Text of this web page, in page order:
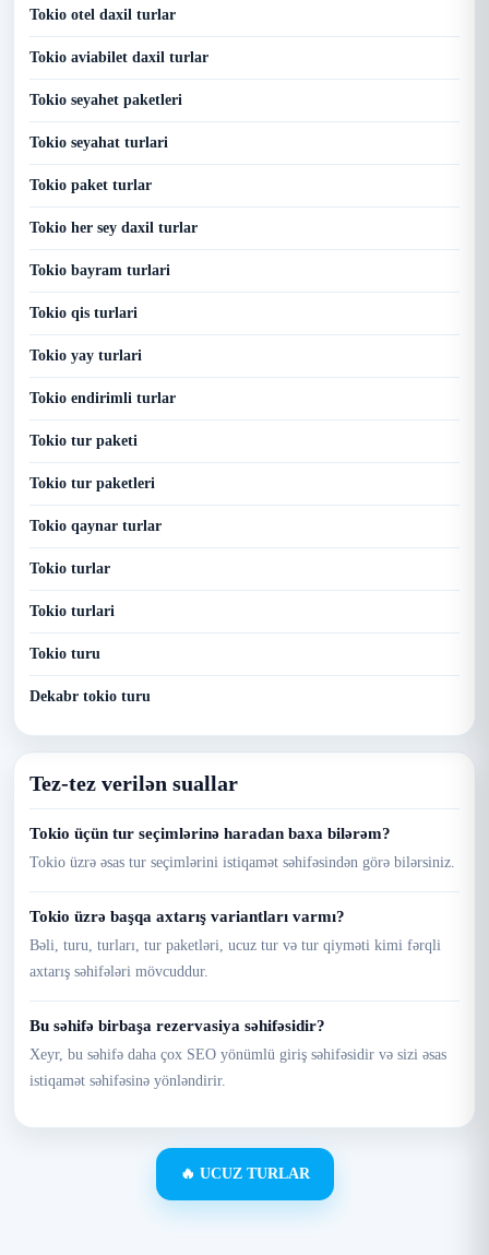
Tokio otel daxil turlar
Tokio aviabilet daxil turlar
Tokio seyahet paketleri
Tokio seyahat turlari
Tokio paket turlar
Tokio her sey daxil turlar
Tokio bayram turlari
Tokio qis turlari
Tokio yay turlari
Tokio endirimli turlar
Tokio tur paketi
Tokio tur paketleri
Tokio qaynar turlar
Tokio turlar
Tokio turlari
Tokio turu
Dekabr tokio turu
Tez-tez verilən suallar
Tokio üçün tur seçimlərinə haradan baxa bilərəm?
Tokio üzrə əsas tur seçimlərini istiqamət səhifəsindən görə bilərsiniz.
Tokio üzrə başqa axtarış variantları varmı?
Bəli, turu, turları, tur paketləri, ucuz tur və tur qiyməti kimi fərqli
axtarış səhifələri mövcuddur.
Bu səhifə birbaşa rezervasiya səhifəsidir?
Xeyr, bu səhifə daha çox SEO yönümlü giriş səhifəsidir və sizi əsas
istiqamət səhifəsinə yönləndirir.
🔥 UCUZ TURLAR